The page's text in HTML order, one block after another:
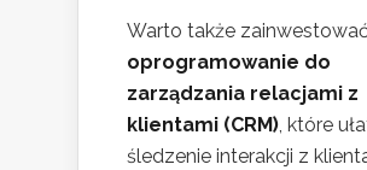
Warto także
oprogramowanie do
zarządzania relacjami z
klientami (CRM) , które
śledzenie interakcji z